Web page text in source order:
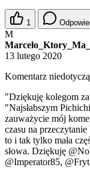
1
M
13 lutego 2020
Komentarz
"Dziękuję kolegom
"Najsłabszym
zauważycie mój
czasu na
to i tak tylko mała
słowa. Dziękuję
@Imperator85,